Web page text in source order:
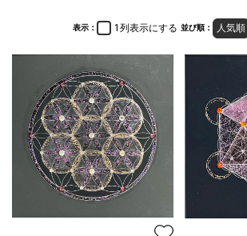
表示： 1列表示にする 並び順： 人気順